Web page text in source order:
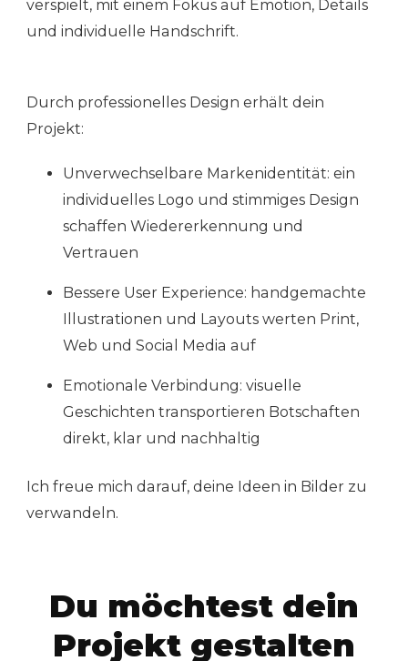
verspielt, mit einem Fokus auf Emotion, Details
und individuelle Handschrift.
Durch professionelles Design erhält dein
Projekt:
Unverwechselbare Markenidentität: ein
individuelles Logo und stimmiges Design
schaffen Wiedererkennung und
Vertrauen
Bessere User Experience: handgemachte
Illustrationen und Layouts werten Print,
Web und Social Media auf
Emotionale Verbindung: visuelle
Geschichten transportieren Botschaften
direkt, klar und nachhaltig
Ich freue mich darauf, deine Ideen in Bilder zu
verwandeln.
Du möchtest dein
Projekt gestalten